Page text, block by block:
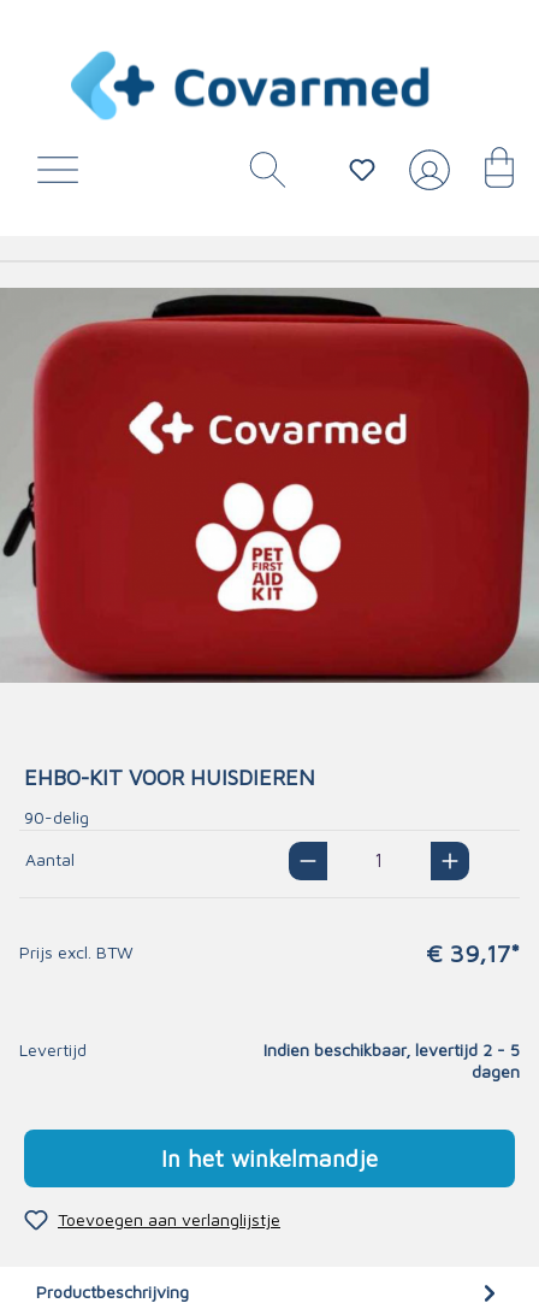
EHBO-KIT VOOR HUISDIEREN
90-delig
Aantal
Prijs excl. BTW € 39,17*
Levertijd
Indien beschikbaar, levertijd 2 - 5
dagen
In het winkelmandje
Toevoegen aan verlanglijstje
Productbeschrijving